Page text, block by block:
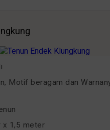
Motif beragam dan
x 1,5 meter